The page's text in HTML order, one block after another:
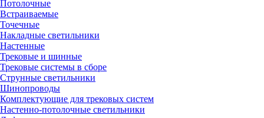
Потолочные
Встраиваемые
Точечные
Накладные светильники
Настенные
Трековые и шинные
Трековые системы в сборе
Струнные светильники
Шинопроводы
Комплектующие для трековых систем
Настенно-потолочные светильники